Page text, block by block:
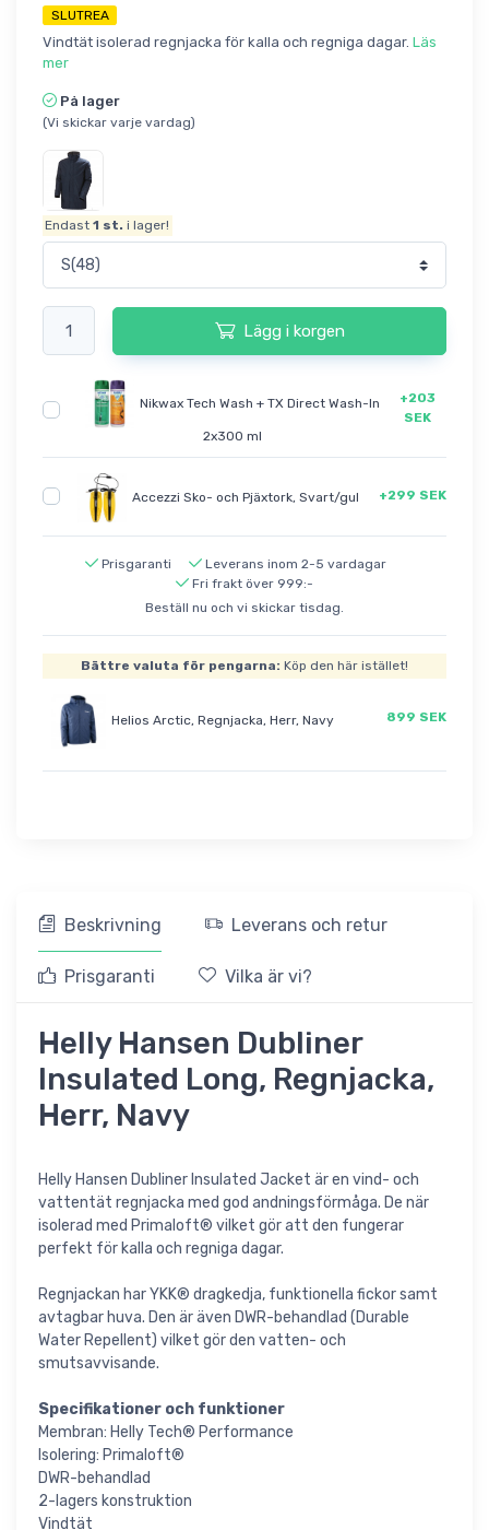
SLUTREA
Vindtät isolerad regnjacka för kalla och regniga dagar. Läs
mer
På lager
(Vi skickar varje vardag)
Endast1 st. i lager!
Lägg i korgen
Nikwax Tech Wash + TX Direct Wash-In
2x300 ml
+203
SEK
Accezzi Sko- och Pjäxtork, Svart/gul +299 SEK
Prisgaranti
Leverans inom 2-5 vardagar
Fri frakt över 999:-
Beställ nu och vi skickar tisdag.
Bättre valuta för pengarna: Köp den här istället!
Helios Arctic, Regnjacka, Herr, Navy 899 SEK
Beskrivning Leverans och retur
Prisgaranti Vilka är vi?
Helly Hansen Dubliner
Insulated Long, Regnjacka,
Herr, Navy
Helly Hansen Dubliner Insulated Jacket är en vind- och
vattentät regnjacka med god andningsförmåga. De när
isolerad med Primaloft® vilket gör att den fungerar
perfekt för kalla och regniga dagar.
Regnjackan har YKK® dragkedja, funktionella fickor samt
avtagbar huva. Den är även DWR-behandlad (Durable
Water Repellent) vilket gör den vatten- och
smutsavvisande.
Specifikationer och funktioner
Membran: Helly Tech® Performance
Isolering: Primaloft®
DWR-behandlad
2-lagers konstruktion
Vindtät